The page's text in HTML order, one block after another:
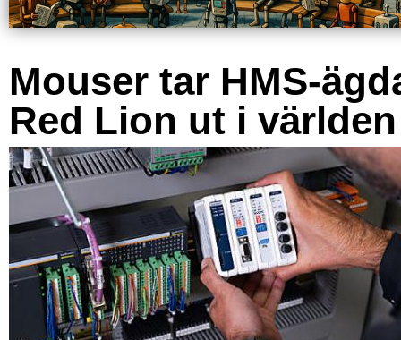
Mouser tar HMS-
Red Lion ut i världen